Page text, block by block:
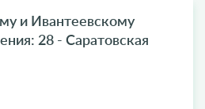
и Ивантеевскому
28 - Саратовская